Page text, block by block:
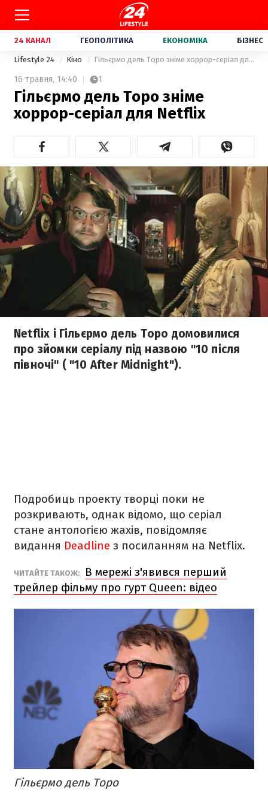
24 КАНАЛ ГЕОПОЛІТИКА ЕКОНОМІКА БІЗНЕС
Lifestyle 24 Кіно Гільєрмо дель Торо зніме хоррор-серіал для Netflix
16 травня, 14:40 1
Гільєрмо дель Торо зніме
хоррор-серіал для Netflix
Netflix і Гільєрмо дель Торо домовилися
про зйомки серіалу під назвою "10 після
півночі" ( "10 After Midnight").
Подробиць проекту творці поки не
розкривають, однак відомо, що серіал
стане антологією жахів, повідомляє
видання Deadline з посиланням на Netflix.
ЧИТАЙТЕ ТАКОЖ:
В мережі з'явився перший
трейлер фільму про гурт Queen: відео
Гільєрмо дель Торо